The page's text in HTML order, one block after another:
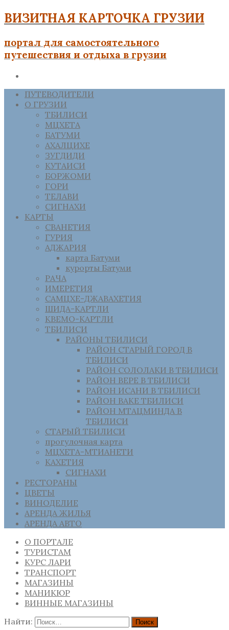
ВИЗИТНАЯ КАРТОЧКА ГРУЗИИ
портал для самостоятельного
путешествия и отдыха в грузии
ПУТЕВОДИТЕЛИ
О ГРУЗИИ
ТБИЛИСИ
МЦХЕТА
БАТУМИ
АХАЛЦИХЕ
ЗУГДИДИ
КУТАИСИ
БОРЖОМИ
ГОРИ
ТЕЛАВИ
СИГНАХИ
КАРТЫ
СВАНЕТИЯ
ГУРИЯ
АДЖАРИЯ
карта Батуми
курорты Батуми
РАЧА
ИМЕРЕТИЯ
САМЦХЕ-ДЖАВАХЕТИЯ
ШИДА-КАРТЛИ
КВЕМО-КАРТЛИ
ТБИЛИСИ
РАЙОНЫ ТБИЛИСИ
РАЙОН СТАРЫЙ ГОРОД В
ТБИЛИСИ
РАЙОН СОЛОЛАКИ В ТБИЛИСИ
РАЙОН ВЕРЕ В ТБИЛИСИ
РАЙОН ИСАНИ В ТБИЛИСИ
РАЙОН ВАКЕ ТБИЛИСИ
РАЙОН МТАЦМИНДА В
ТБИЛИСИ
СТАРЫЙ ТБИЛИСИ
прогулочная карта
МЦХЕТА-МТИАНЕТИ
КАХЕТИЯ
СИГНАХИ
РЕСТОРАНЫ
ЦВЕТЫ
ВИНОДЕЛИЕ
АРЕНДА ЖИЛЬЯ
АРЕНДА АВТО
О ПОРТАЛЕ
ТУРИСТАМ
КУРС ЛАРИ
ТРАНСПОРТ
МАГАЗИНЫ
МАНИКЮР
ВИННЫЕ МАГАЗИНЫ
Найти: